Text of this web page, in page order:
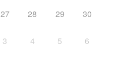
27 28 29 30
3 4 5 6